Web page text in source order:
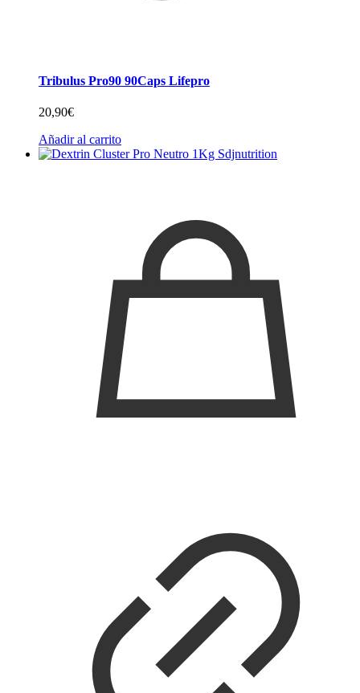
Tribulus Pro90 90Caps Lifepro
20,90€
Añadir al carrito